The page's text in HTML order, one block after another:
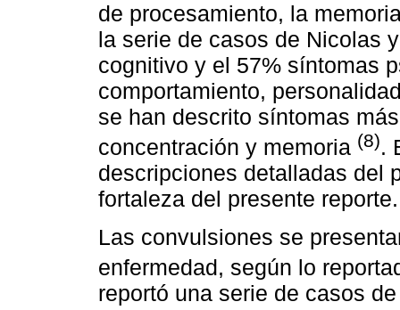
de procesamiento, la
la serie de casos de Nicolas
cognitivo y el 57% síntomas
comportamiento,
se han descrito síntomas
concentración y memoria (8).
descripciones detalladas del
fortaleza del presente reporte.
Las convulsiones se
enfermedad, según lo
reportó una serie de casos